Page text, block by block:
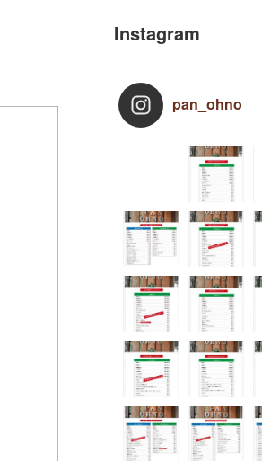
Instagram
pan_ohno